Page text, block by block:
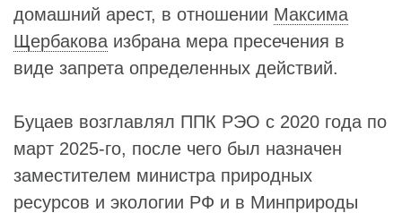
домашний арест, в отношении Максима
Щербакова избрана мера пресечения в
виде запрета определенных действий.
Буцаев возглавлял ППК РЭО с 2020 года по
март 2025-го, после чего был назначен
заместителем министра природных
ресурсов и экологии РФ и в Минприроды